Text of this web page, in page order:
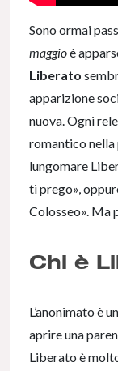
Sono ormai
maggioè
Liberato
apparizione
nuova. Ogni
romantico nella
lungomare
ti prego»,
Colosseo». Ma
Chi è
L’anonimato è
aprire una
Liberato è